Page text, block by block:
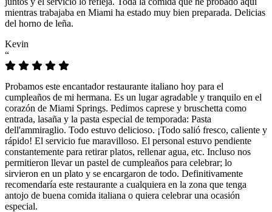
mientras trabajaba en Miami ha estado muy bien preparada. Delicias
del horno de leña.
Kevin
“
Probamos este encantador restaurante italiano hoy para el
cumpleaños de mi hermana. Es un lugar agradable y tranquilo en el
corazón de Miami Springs. Pedimos caprese y bruschetta como
entrada, lasaña y la pasta especial de temporada: Pasta
dell'ammiraglio. Todo estuvo delicioso. ¡Todo salió fresco, caliente y
rápido! El servicio fue maravilloso. El personal estuvo pendiente
constantemente para retirar platos, rellenar agua, etc. Incluso nos
permitieron llevar un pastel de cumpleaños para celebrar; lo
sirvieron en un plato y se encargaron de todo. Definitivamente
recomendaría este restaurante a cualquiera en la zona que tenga
antojo de buena comida italiana o quiera celebrar una ocasión
especial.